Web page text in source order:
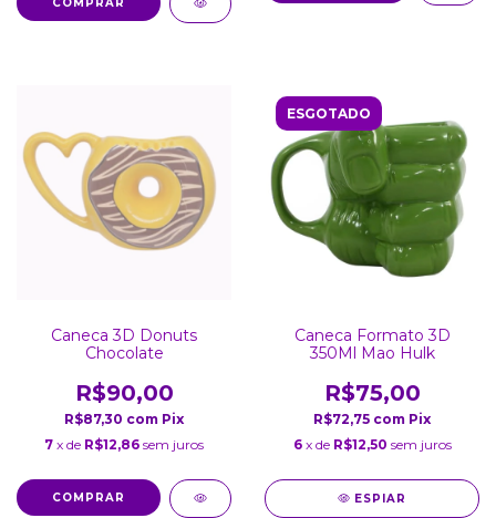
Caneca 3D Donuts
Chocolate
R$90,00
R$87,30 com Pix
7 x de R$12,86 sem juros
ESGOTADO
Caneca Formato 3D
350Ml Mao Hulk
R$75,00
R$72,75 com Pix
6 x de R$12,50 sem juros
ESPIAR